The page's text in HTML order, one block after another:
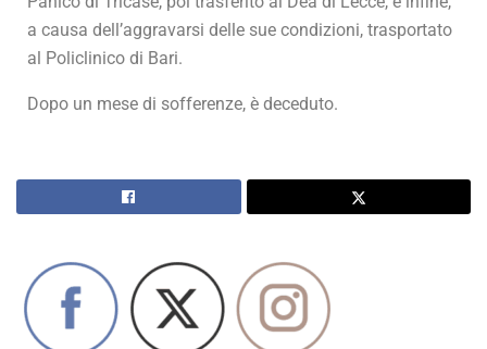
a causa dell’aggravarsi delle sue condizioni, trasportato
al Policlinico di Bari.
Dopo un mese di sofferenze, è deceduto.